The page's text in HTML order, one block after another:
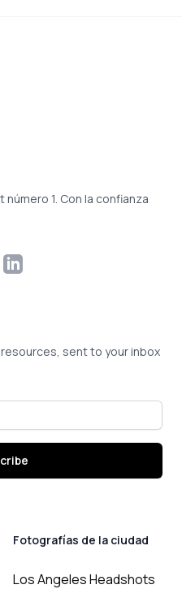
1. Con la confianza
LinkedIn
sent to your inbox
Fotografías de la ciudad
Los Angeles Headshots